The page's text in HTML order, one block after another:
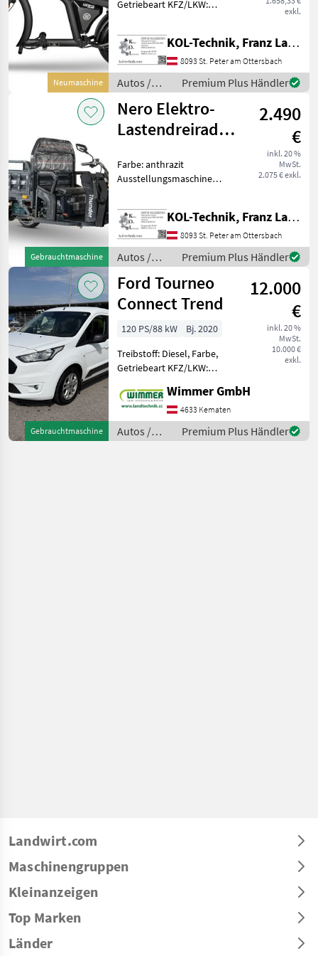
Neumaschine
exkl.
Getriebeart KFZ/LKW:
Antrieb: Elektro - Leistung:
2.000 W - Max.
Geschwindigkeit: 45 km/h -
Geschwindigkeitsstufen: 3
KOL-Technik, Franz Lampl-Küssner
8093 St. Peter am Ottersbach
Autos /
Motorräder
/ Nero
Premium Plus Händler
Gebrauchtmaschine
Nero Elektro-
Lastendreirad/Tuk-
2.490
€
inkl. 20 %
MwSt.
2.075 € exkl.
Farbe: anthrazit
Ausstellungsmaschine
Elektro - Motor: 600 W -
Batterie: 60 V, 45 Ah -
Bremse: Scheibenbremse
vorne, Trommelbremse
KOL-Technik, Franz Lampl-Küssner
8093 St. Peter am Ottersbach
Autos /
Motorräder
/ Nero
Premium Plus Händler
Gebrauchtmaschine
Ford Tourneo
Connect Trend
12.000
€
inkl. 20 %
MwSt.
10.000 €
exkl.
120 PS/88 kW
Bj. 2020
Treibstoff: Diesel, Farbe,
Getriebeart KFZ/LKW:
Diesel, Airbag Der
gebrauchte Ford Tourneo
Connect Trend L1H1 2, 2 t
überzeugt durch seine hoh
Wimmer GmbH
4633 Kematen
Autos /
Motorräder
Premium Plus Händler
Landwirt.com
Maschinengruppen
Kleinanzeigen
Top Marken
Länder